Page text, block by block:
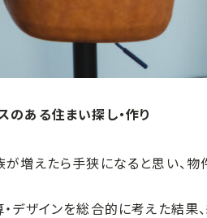
のある住まい探し・作り
増えたら手狭になると思い、物
デザインを総合的に考えた結果